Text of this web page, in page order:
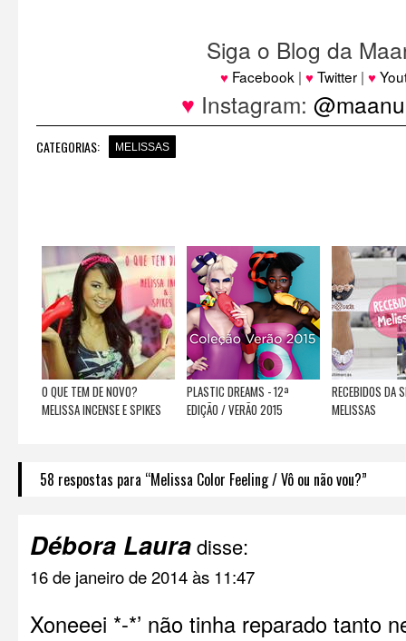
Siga o Blog da
♥ Facebook | ♥Twitter | ♥
♥ Instagram:
CATEGORIAS: MELISSAS
O QUE TEM DE NOVO?
MELISSA INCENSE E SPIKES
PLASTIC DREAMS - 12ª
EDIÇÃO / VERÃO 2015
RECEBIDOS DA
MELISSAS
58 respostas para “Melissa Color Feeling / Vô ou não vou?”
Débora Lauradisse:
16 de janeiro de 2014 às 11:47
Xoneeei *-*’ não tinha reparado tanto